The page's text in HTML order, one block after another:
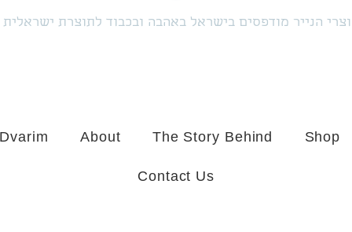
הנייר מודפסים בישראל באהבה ובכבוד לתוצרת ישראלית
About The Story Behind Shop
Contact Us